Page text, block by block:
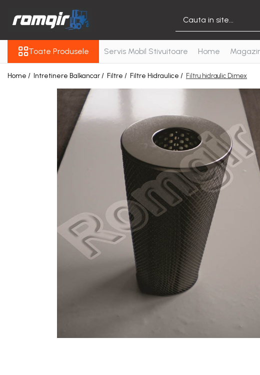
Toate Produsele
Piese Motor
Piese de Schimb Balkancar
Catarg Motostivuitor
Piese Punte Fata
Planetare Balkancar
Sistem Alimentare Balkancar
Diverse Piese Alimentare
Toate Produsele Servis Mobil Stivuitoare Home
Home / Intretinere Balkancar / Filtre / Filtre Hidraulice / Filtru hidraulic Dimex